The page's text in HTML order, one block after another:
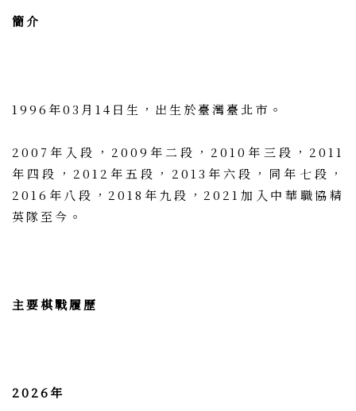
簡介
1996年03月14日生，出生於臺灣臺北市。
2007年入段，2009年二段，2010年三段，2011
年四段，2012年五段，2013年六段，同年七段，
2016年八段，2018年九段，2021加入中華職協精
英隊至今。
主要棋戰履歷
2026年